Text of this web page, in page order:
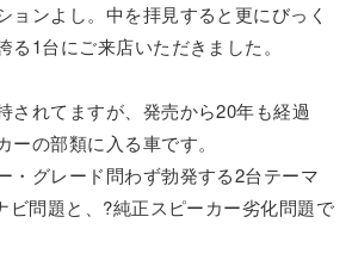
ョンよし。中を拝見すると更にびっく
る1台にご来店いただきました。
されてますが、発売から20年も経過
ーの部類に入る車です。
・グレード問わず勃発する2台テーマ
ビ問題と、?純正スピーカー劣化問題で